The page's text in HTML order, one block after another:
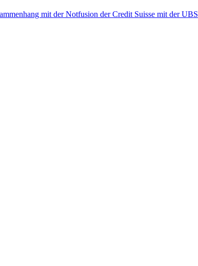
mit der Notfusion der Credit Suisse mit der UBS